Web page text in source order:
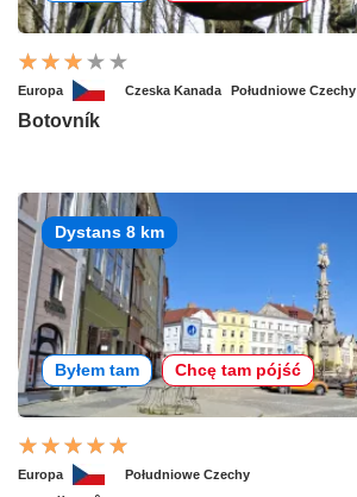
Europa Czeska Kanada Południowe Czechy
Botovník
Dystans 8 km
Byłem tam Chcę tam pójść
Europa Południowe Czechy